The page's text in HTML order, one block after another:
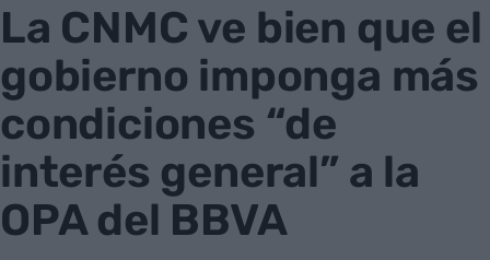
La CNMC ve bien que el
gobierno imponga más
condiciones “de
interés general” a la
OPA del BBVA